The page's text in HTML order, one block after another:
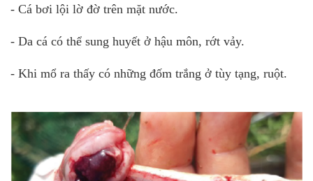
- Cá bơi lội lờ đờ trên mặt nước.
- Da cá có thể sung huyết ở hậu môn, rớt vảy.
- Khi mổ ra thấy có những đốm trắng ở tùy tạng, ruột.